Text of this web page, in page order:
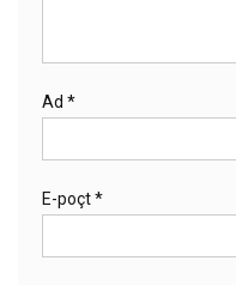
Ad *
E-poçt*